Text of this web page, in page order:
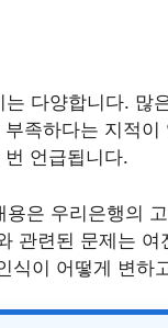
다양합니다. 많
족하다는 지적
언급됩니다.
은 우리은행의
관련된 문제는
식이 어떻게 변하